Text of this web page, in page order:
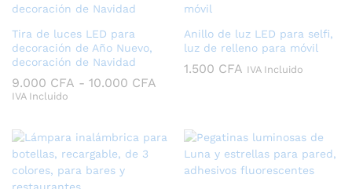
Tira de luces LED para
decoración de Año Nuevo,
decoración de Navidad
9.000 CFA - 10.000 CFA
9.000 CFA
hasta
10.000 CFA
IVA Incluido
Anillo de luz LED para selfi,
luz de relleno para móvil
1.500 CFA IVA Incluido